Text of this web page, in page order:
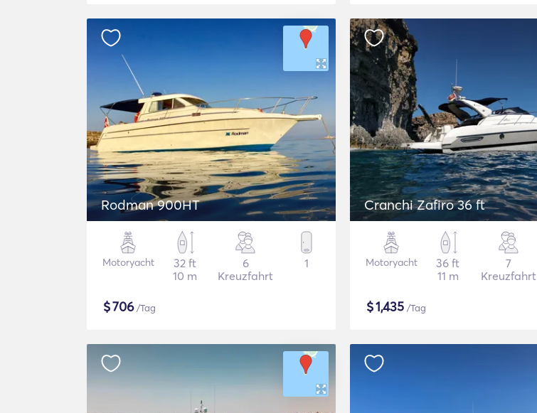
Rodman 900HT
Motoryacht
32 ft
10 m
6
Kreuzfahrt
1
$706/Tag
Cranchi Zafiro 36 ft
Motoryacht
36 ft
11 m
7
Kreuzfahrt
$1,435 /Tag